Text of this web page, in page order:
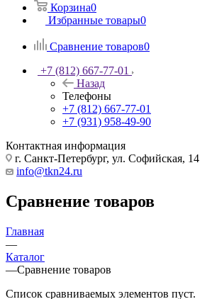
Корзина0
Избранные товары0
Сравнение товаров0
+7 (812) 667-77-01
Назад
Телефоны
+7 (812) 667-77-01
+7 (931) 958-49-90
Контактная информация
г. Санкт-Петербург, ул. Софийская, 14
info@tkn24.ru
Сравнение товаров
Главная
—
Каталог
—Сравнение товаров
Список сравниваемых элементов пуст.